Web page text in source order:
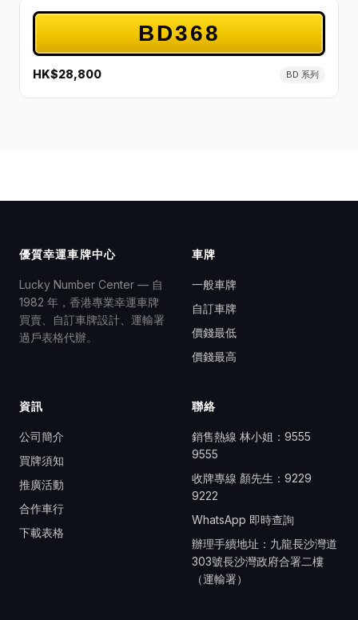
BD368
HK$28,800 BD 系列
優質幸運車牌中心
Lucky Number Center — 自
1982 年，香港專業幸運車牌
買賣、自訂車牌設計、運輸署
過戶表格代辦。
車牌
一般車牌
自訂車牌
價錢最低
價錢最高
資訊
公司簡介
買牌須知
推廣活動
合作車行
下載表格
聯絡
銷售熱線 林小姐： 9555
9555
收牌專線 顏先生： 9229
9222
WhatsApp 即時查詢
辦理手續地址：九龍長沙灣道
303號長沙灣政府合署二樓
（運輸署）